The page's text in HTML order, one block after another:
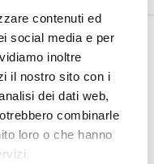
contenuti ed
social media e per
inoltre
il nostro sito con i
dei dati web,
combinarle
loro o che hanno